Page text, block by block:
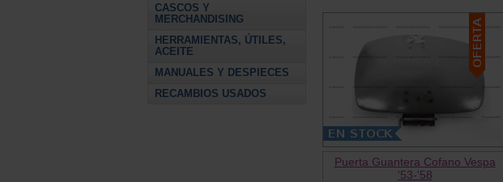
CASCOS Y
MERCHANDISING
HERRAMIENTAS, ÚTILES,
ACEITE
MANUALES Y DESPIECES
RECAMBIOS USADOS
Puerta Guantera Cofano Vespa
'53-'58